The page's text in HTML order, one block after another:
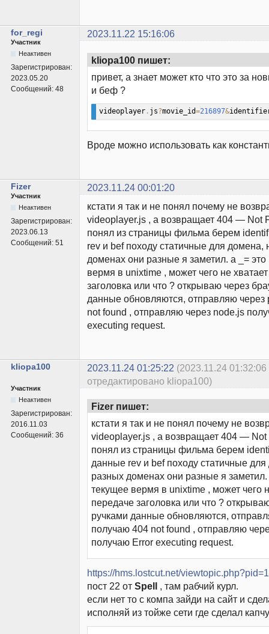
for_regi 2023.11.22 15:16:06
Участник
Неактивен
Зарегистрирован:
2023.05.20
Сообщений: 48
kliopa100 пишет:
привет, а знает может кто что это за
и беф ?
videoplayer. js?movie_id=216897&
Вроде можно использовать как
Fizer 2023.11.24 00:01:20
Участник
Неактивен
Зарегистрирован:
2023.06.13
Сообщений: 51
кстати я так и не понял почему не
videoplayer.js , а возвращает 404 — Not
понял из страницы фильма берем
rev и bef походу статичные для домена,
доменах они разные я заметил. а _=
вермя в unixtime , может чего не
заголовка или что ? открываю через
данные обновляются, отправляю через
not found , отправляю через node.js
executing request.
kliopa100 2023.11.24 01:25:22 (2023.11.24 01:32:06
отредактировано kliopa100)
Участник
Неактивен
Зарегистрирован:
2016.11.03
Сообщений: 36
Fizer пишет:
кстати я так и не понял почему не
videoplayer.js , а возвращает 404 — Not
понял из страницы фильма берем
данные rev и bef походу статичные
разных доменах они разные я заметил.
текущее вермя в unixtime , может чего
передаче заголовка или что ?
ручками данные обновляются,
получаю 404 not found , отправляю
получаю Error executing request.
https://hms.lostcut.net/
пост 22 от Spell , там рабчий курл.
если нет то с компа зайди на сайт и
исполняй из тойже сети где сделал